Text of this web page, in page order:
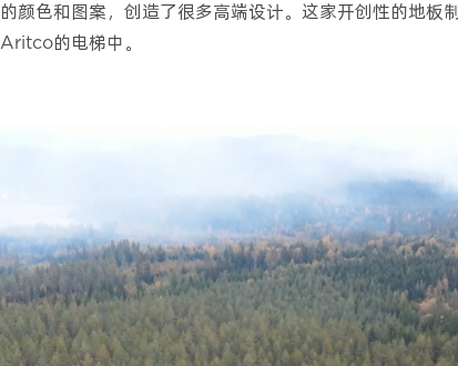
颜色和图案，创造了很多高端设计。这家开创性的地板
的电梯中。